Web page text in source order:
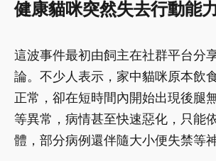
健康貓咪突然失去行動能
這波事件最初由飼主在社群平台分
論。不少人表示，家中貓咪原本飲
正常，卻在短時間內開始出現後腿
等異常，病情甚至快速惡化，只能
體，部分病例還伴隨大小便失禁等